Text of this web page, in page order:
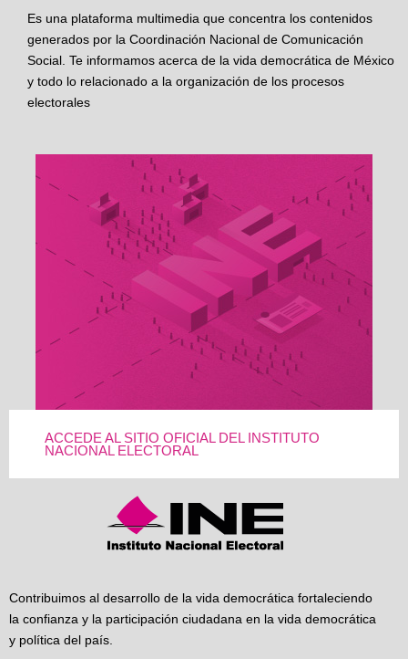
Es una plataforma multimedia que concentra los contenidos
generados por la Coordinación Nacional de Comunicación
Social. Te informamos acerca de la vida democrática de México
y todo lo relacionado a la organización de los procesos
electorales
ACCEDE AL SITIO OFICIAL DEL INSTITUTO
NACIONAL ELECTORAL
Contribuimos al desarrollo de la vida democrática fortaleciendo
la confianza y la participación ciudadana en la vida democrática
y política del país.